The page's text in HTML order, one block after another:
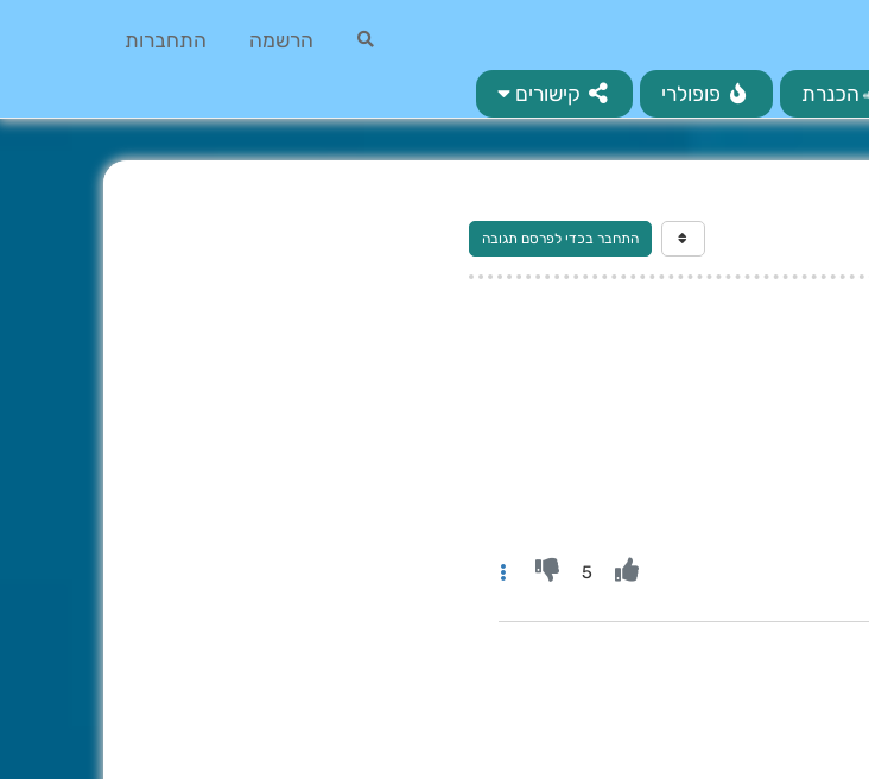
הרשמה התחברות
הכנרת פופולרי קישורים
התחבר בכדי לפרסם תגובה
5